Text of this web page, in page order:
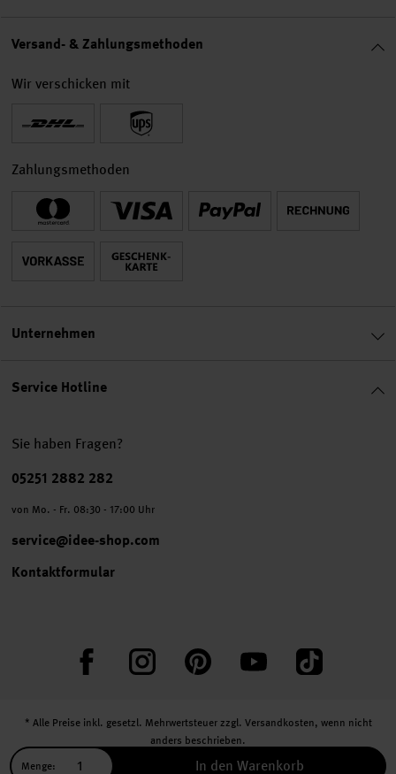
Menge: In den Warenkorb
Service Hotline
Sie haben Fragen?
Telefonnummer
05251 2882 282
von Mo. - Fr. 08:30 - 17:00 Uhr
service@idee-shop.com
Kontaktformular
FacebookInstagram PinterestYouTube TikTok
Versand- & Zahlungsmethoden
Wir verschicken mit
Zahlungsmethoden
Unternehmen
* Alle Preise inkl. gesetzl. Mehrwertsteuer zzgl. Versandkosten, wenn nicht
anders beschrieben.
** Jede:r Abonnent:in erhält bei erstmaliger Anmeldung für unseren Newsletter